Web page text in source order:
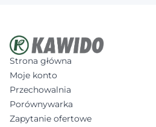
Strona główna
Moje konto
Przechowalnia
Porównywarka
Zapytanie ofertowe